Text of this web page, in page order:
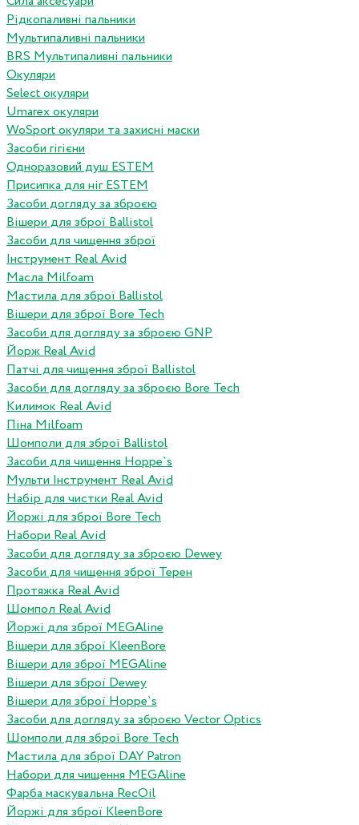
Рідкопаливні пальники
Мультипаливні пальники
BRS Мультипаливні пальники
Окуляри
Select окуляри
Umarex окуляри
WoSport окуляри та захисні маски
Засоби гігієни
Одноразовий душ ESTEM
Присипка для ніг ESTEM
Засоби догляду за зброєю
Вішери для зброї Ballistol
Засоби для чищення зброї
Інструмент Real Avid
Масла Milfoam
Мастила для зброї Ballistol
Вішери для зброї Bore Tech
Засоби для догляду за зброєю GNP
Йорж Real Avid
Патчі для чищення зброї Ballistol
Засоби для догляду за зброєю Bore Tech
Килимок Real Avid
Піна Milfoam
Шомполи для зброї Ballistol
Засоби для чищення Hoppe`s
Мульти Інструмент Real Avid
Набір для чистки Real Avid
Йоржі для зброї Bore Tech
Набори Real Avid
Засоби для догляду за зброєю Dewey
Засоби для чищення зброї Терен
Протяжка Real Avid
Шомпол Real Avid
Йоржі для зброї MEGAline
Вішери для зброї KleenBore
Вішери для зброї MEGAline
Вішери для зброї Dewey
Вішери для зброї Hoppe`s
Засоби для догляду за зброєю Vector Optics
Шомполи для зброї Bore Tech
Мастила для зброї DAY Patron
Набори для чищення MEGAline
Фарба маскувальна RecOil
Йоржі для зброї KleenBore